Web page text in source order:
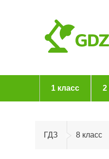
1 класс 2
ГДЗ 8 класс